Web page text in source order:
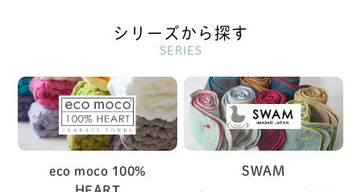
シリーズから探す
SERIES
eco moco 100%
SWAM